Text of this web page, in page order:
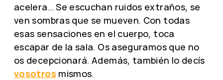
acelera… Se escuchan ruidos extraños, se
ven sombras que se mueven. Con todas
esas sensaciones en el cuerpo, toca
escapar de la sala. Os aseguramos que no
os decepcionará. Además, también lo decís
vosotros mismos.